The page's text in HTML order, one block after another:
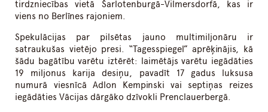
tirdzniecības vietā Šarlotenburgā-Vilmersdorfā, kas ir
viens no Berlīnes rajoniem.
Spekulācijas par pilsētas jauno multimiljonāru ir
satraukušas vietējo presi. “Tagesspiegel” aprēķinājis, kā
šādu bagātību varētu iztērēt: laimētājs varētu iegādāties
19 miljonus karija desiņu, pavadīt 17 gadus luksusa
numurā viesnīcā Adlon Kempinski vai septiņas reizes
iegādāties Vācijas dārgāko dzīvokli Prenclauerbergā.